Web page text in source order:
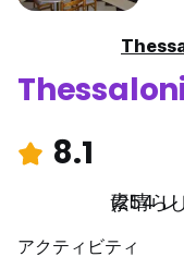
8.1
素晴ら
(254 レ
アクティビティ